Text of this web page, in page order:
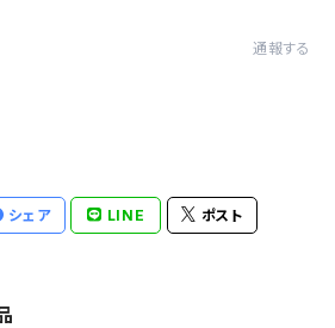
通報する
シェア LINE ポスト